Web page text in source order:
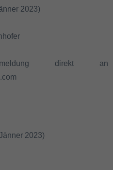
2023)
direkt an
2023)